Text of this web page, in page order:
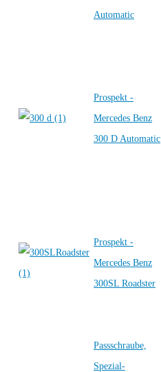
Automatic
Prospekt -
Mercedes Benz
300 D Automatic
Prospekt -
Mercedes Benz
300SL Roadster
Passschraube,
Spezial-